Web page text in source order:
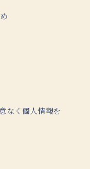
なく個人情報を